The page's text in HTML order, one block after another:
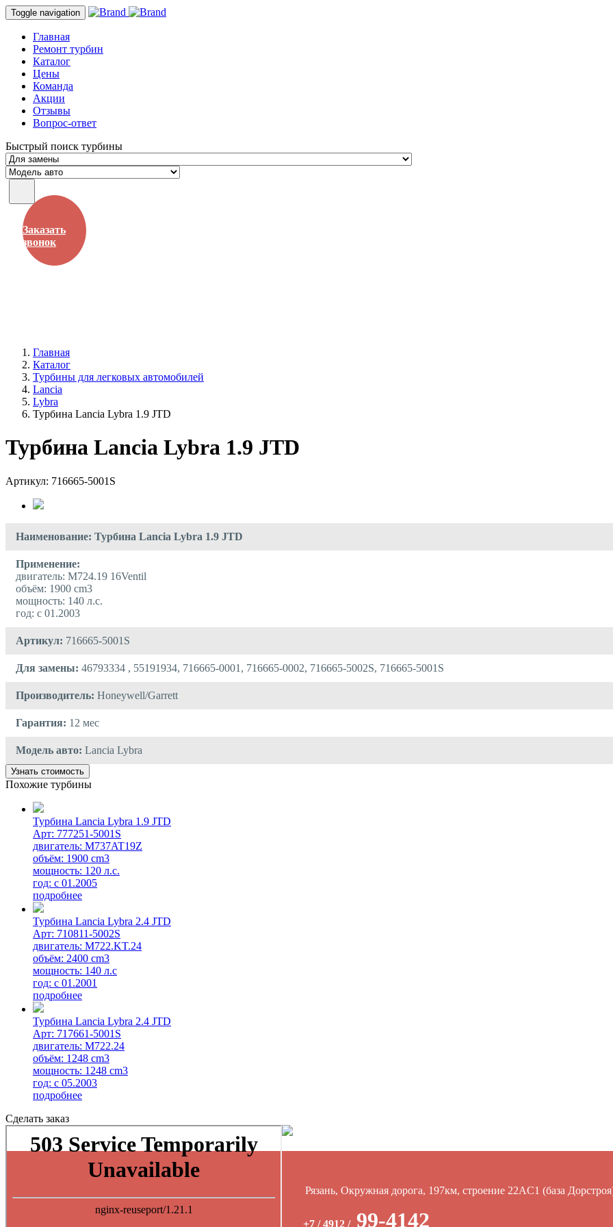
Toggle navigation
Главная
Ремонт турбин
Каталог
Цены
Команда
Акции
Отзывы
Вопрос-ответ
Быстрый поиск турбины
Заказать
звонок
Главная
Каталог
Турбины для легковых автомобилей
Lancia
Lybra
Турбина Lancia Lybra 1.9 JTD
Турбина Lancia Lybra 1.9 JTD
Артикул: 716665-5001S
Наименование: Турбина Lancia Lybra 1.9 JTD
Применение:
двигатель: M724.19 16Ventil
объём: 1900 cm3
мощность: 140 л.с.
год: с 01.2003
Артикул: 716665-5001S
Для замены: 46793334 , 55191934, 716665-0001, 716665-0002, 716665-5002S, 716665-5001S
Производитель: Honeywell/Garrett
Гарантия: 12 мес
Модель авто: Lancia Lybra
Узнать стоимость
Похожие турбины
Турбина Lancia Lybra 1.9 JTD
Арт: 777251-5001S
двигатель: M737AT19Z
объём: 1900 cm3
мощность: 120 л.с.
год: с 01.2005
подробнее
Турбина Lancia Lybra 2.4 JTD
Арт: 710811-5002S
двигатель: M722.KT.24
объём: 2400 cm3
мощность: 140 л.с
год: с 01.2001
подробнее
Турбина Lancia Lybra 2.4 JTD
Арт: 717661-5001S
двигатель: M722.24
объём: 1248 cm3
мощность: 1248 cm3
год: с 05.2003
подробнее
Сделать заказ
Рязань, Окружная дорога, 197км, строение 22АC1 (база
+7 / 4912 / 99-4142